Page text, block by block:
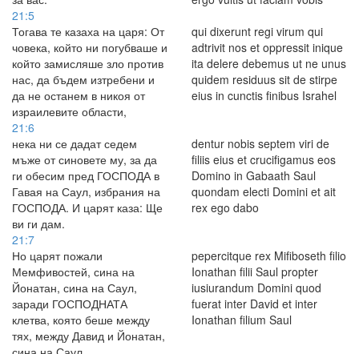
21:5
Тогава те казаха на царя: От
човека, който ни погубваше и
който замисляше зло против
нас, да бъдем изтребени и
да не останем в никоя от
израилевите области,
qui dixerunt regi virum qui
adtrivit nos et oppressit inique
ita delere debemus ut ne unus
quidem residuus sit de stirpe
eius in cunctis finibus Israhel
21:6
нека ни се дадат седем
мъже от синовете му, за да
ги обесим пред ГОСПОДА в
Гавая на Саул, избрания на
ГОСПОДА. И царят каза: Ще
ви ги дам.
dentur nobis septem viri de
filiis eius et crucifigamus eos
Domino in Gabaath Saul
quondam electi Domini et ait
rex ego dabo
21:7
Но царят пожали
Мемфивостей, сина на
Йонатан, сина на Саул,
заради ГОСПОДНАТА
клетва, която беше между
тях, между Давид и Йонатан,
pepercitque rex Mifiboseth filio
Ionathan filii Saul propter
iusiurandum Domini quod
fuerat inter David et inter
Ionathan filium Saul